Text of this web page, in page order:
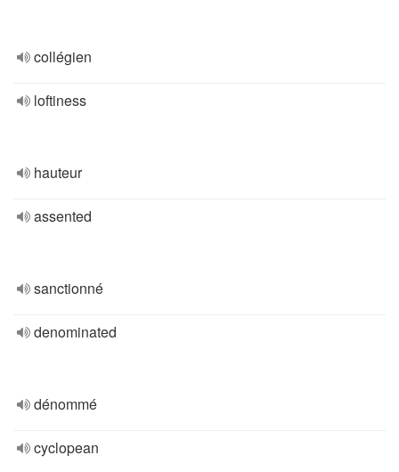
collégien
loftiness
hauteur
assented
sanctionné
denominated
dénommé
cyclopean